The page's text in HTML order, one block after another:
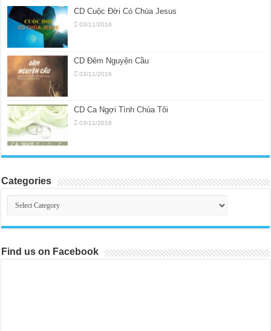
CD Cuộc Đời Có Chúa Jesus
03/11/2016
CD Đêm Nguyện Cầu
03/11/2016
CD Ca Ngợi Tình Chúa Tôi
03/11/2016
Categories
Categories
Find us on Facebook